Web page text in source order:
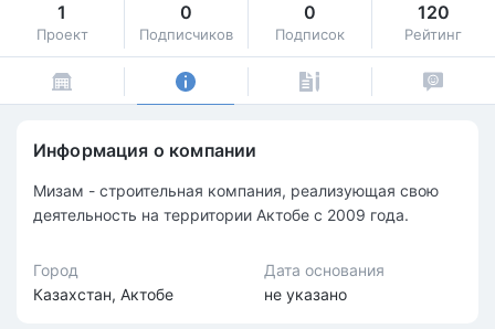
1
Проект
0
Подписчиков
0
Подписок
120
Рейтинг
Информация о компании
Мизам - строительная компания, реализующая свою
деятельность на территории Актобе с 2009 года.
Город
Казахстан, Актобе
Дата основания
не указано